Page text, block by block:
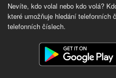
Nevíte, kdo volal nebo kdo volá?
které umožňuje hledání telefonních
telefonních číslech.